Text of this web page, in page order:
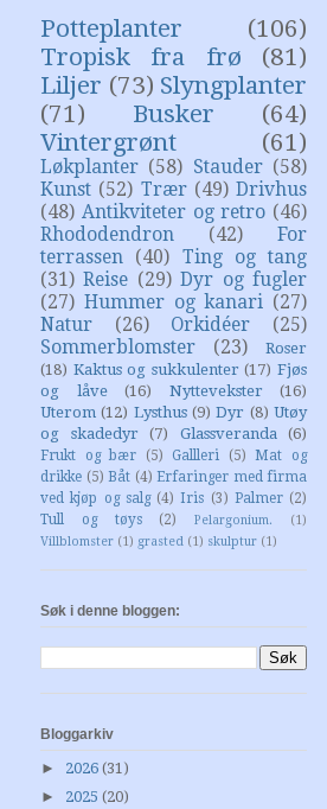
Potteplanter
(106)
Tropisk fra frø
(81)
Liljer (73) Slyngplanter
(71)
Busker
(64)
Vintergrønt
(61)
Løkplanter (58) Stauder (58)
Kunst (52) Trær (49) Drivhus
(48) Antikviteter og retro (46)
Rhododendron
(42)
For
terrassen
(40) Ting og tang
(31) Reise (29) Dyr og fugler
(27) Hummer og kanari (27)
Natur
(26) Orkidéer
(25)
Sommerblomster
(23)
Roser
(18) Kaktus og sukkulenter (17) Fjøs
og låve
(16) Nyttevekster
(16)
Uterom (12) Lysthus (9) Dyr (8) Utøy
og skadedyr
(7) Glassveranda (6)
Frukt og bær (5) Gallleri (5)
Mat og
drikke (5) Båt (4) Erfaringer med firma
ved kjøp og salg (4) Iris (3) Palmer (2)
Tull og tøys
(2) Pelargonium.
(1)
Villblomster (1) grasted (1) skulptur (1)
Søk i denne bloggen:
Bloggarkiv
► 2026 (31)
► 2025 (20)